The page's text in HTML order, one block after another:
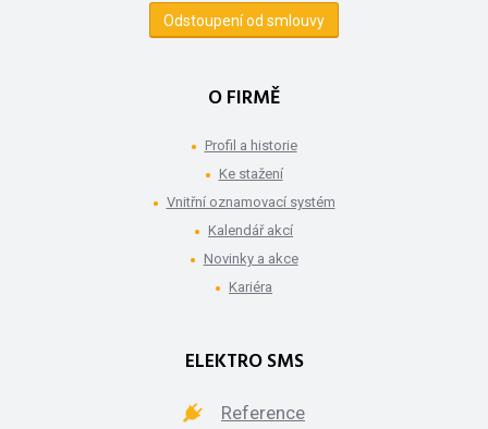
Odstoupení od smlouvy
O FIRMĚ
Profil a historie
Ke stažení
Vnitřní oznamovací systém
Kalendář akcí
Novinky a akce
Kariéra
ELEKTRO SMS
Reference